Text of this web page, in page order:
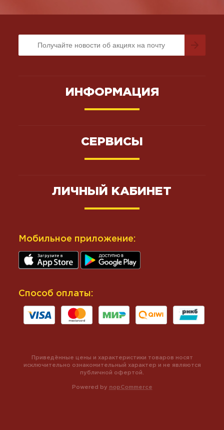
ИНФОРМАЦИЯ
СЕРВИСЫ
ЛИЧНЫЙ КАБИНЕТ
Мобильное приложение:
Способ оплаты:
Powered by nopCommerce
Приведённые цены и характеристики товаров носят
исключительно ознакомительный характер и не являются
публичной офертой.